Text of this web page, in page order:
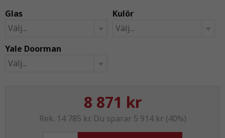
Glas
Välj...
Kulör
Välj...
Yale Doorman
Välj...
8 871 kr
Rek. 14 785 kr. Du sparar 5 914 kr (40%)